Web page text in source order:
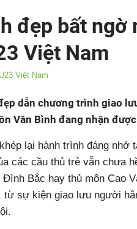
đẹp bất
Việt Nam
U23 Việt Nam
dẫn chương trình giao
Văn Bình đang nhận
khép lại hành trình đáng nhớ
các cầu thủ trẻ vẫn chưa
Bắc hay thủ môn Cao
từ sự kiện giao lưu người